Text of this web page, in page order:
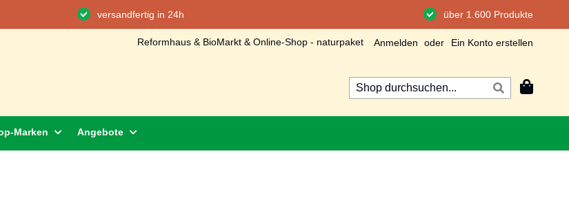
versandfertig in 24h über 1.600 Produkte
Reformhaus & BioMarkt & Online-Shop - naturpaket Anmelden Ein Konto erstellen
Mein
Suche
Marken Angebote